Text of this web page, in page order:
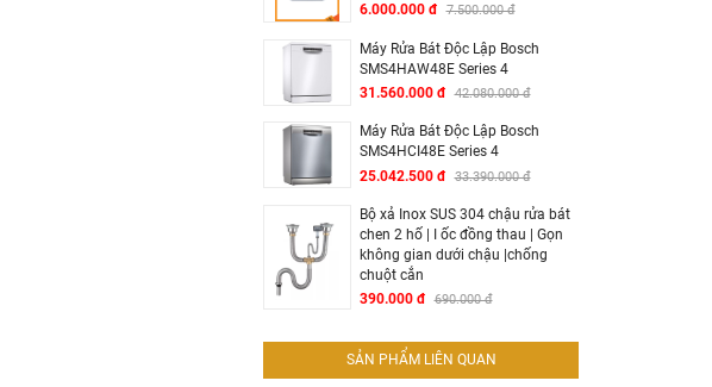
6.000.000 đ 7.500.000 đ
Máy Rửa Bát Độc Lập Bosch
SMS4HAW48E Series 4
31.560.000 đ 42.080.000 đ
Máy Rửa Bát Độc Lập Bosch
SMS4HCI48E Series 4
25.042.500 đ 33.390.000 đ
Bộ xả Inox SUS 304 chậu rửa bát
chen 2 hố | I ốc đồng thau | Gọn
không gian dưới chậu |chống
chuột cắn
390.000 đ 690.000 đ
SẢN PHẨM LIÊN QUAN